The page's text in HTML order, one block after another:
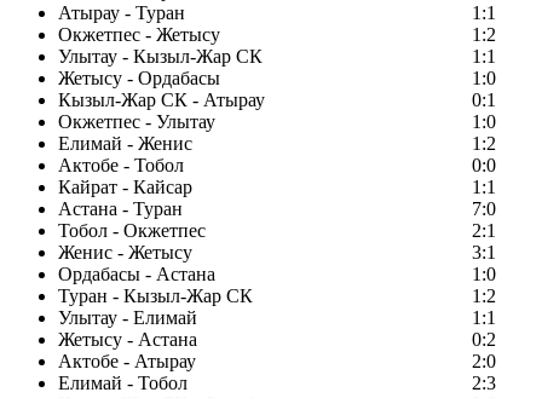
Атырау - Туран
1:1
Окжетпес - Жетысу
1:2
Улытау - Кызыл-Жар СК
1:1
Жетысу - Ордабасы
1:0
Кызыл-Жар СК - Атырау
0:1
Окжетпес - Улытау
1:0
Елимай - Женис
1:2
Актобе - Тобол
0:0
Кайрат - Кайсар
1:1
Астана - Туран
7:0
Тобол - Окжетпес
2:1
Женис - Жетысу
3:1
Ордабасы - Астана
1:0
Туран - Кызыл-Жар СК
1:2
Улытау - Елимай
1:1
Жетысу - Астана
0:2
Актобе - Атырау
2:0
Елимай - Тобол
2:3